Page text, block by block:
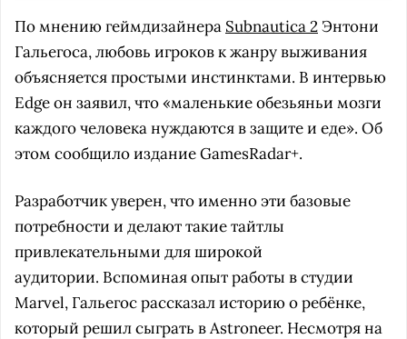
По мнению геймдизайнера Subnautica 2Энтони
Гальегоса, любовь игроков к жанру выживания
объясняется простыми инстинктами. В интервью
Edge он заявил, что «маленькие обезьяньи мозги
каждого человека нуждаются в защите и еде». Об
этом сообщило издание GamesRadar+.
Разработчик уверен, что именно эти базовые
потребности и делают такие тайтлы
привлекательными для широкой
аудитории. Вспоминая опыт работы в студии
Marvel, Гальегос рассказал историю о ребёнке,
который решил сыграть в Astroneer. Несмотря на